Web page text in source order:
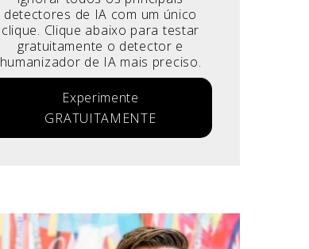
detectores de IA com um único
clique. Clique abaixo para testar
gratuitamente o detector e
humanizador de IA mais preciso.
Experimente
GRATUITAMENTE